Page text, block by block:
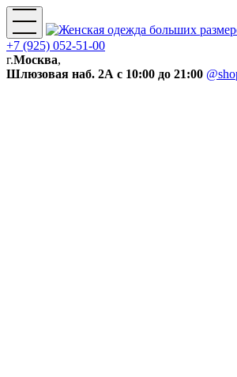
+7 (925) 052-51-00
г.Москва,
Шлюзовая наб. 2А с 10:00 до 21:00